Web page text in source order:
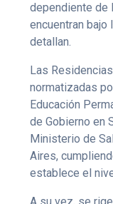
dependiente de
encuentran bajo
detallan.
Las
normatizadas
Educación
de Gobierno en
Ministerio de
Aires,
establece el